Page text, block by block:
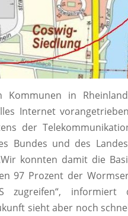
in
Internet
der
Bundes und des
konnten damit die
97 Prozent der
informiert
sieht aber noch